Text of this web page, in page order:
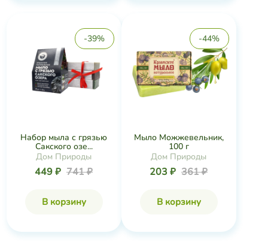
-39%
Набор мыла с грязью
Сакского озе...
Дом Природы
449 ₽ 741 ₽
В корзину
-44%
Мыло Можжевельник,
100 г
Дом Природы
203 ₽ 361 ₽
В корзину